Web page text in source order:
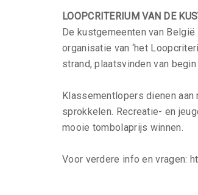
LOOPCRITERIUM VAN DE
De kustgemeenten van
organisatie van ‘het
strand, plaatsvinden van
Klassementlopers dienen
sprokkelen. Recreatie- en
mooie tombolaprijs winnen.
Voor verdere info en vragen: